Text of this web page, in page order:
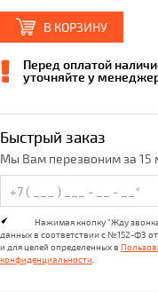
В КОРЗИНУ
Перед оплатой
уточняйте у
Быстрый заказ
Мы Вам перезвоним за 15
Нажимая кнопку "Жду
данных в соответствии с №152-ФЗ
и для целей определенных в
конфиденциальности